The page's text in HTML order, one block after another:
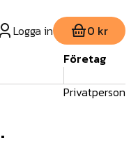
Logga in 0 kr
Företag
Privatperson